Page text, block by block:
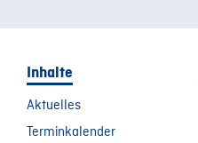
Inhalte
Aktuelles
Terminkalender